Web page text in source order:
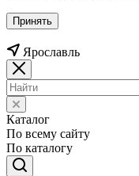
Принять
Ярославль
Каталог
По всему сайту
По каталогу